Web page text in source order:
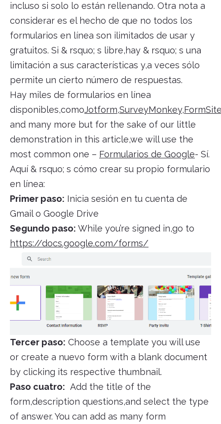
incluso si solo lo están rellenando. Otra nota a
considerar es el hecho de que no todos los
formularios en línea son ilimitados de usar y
gratuitos. Si & rsquo; s libre,hay & rsquo; s una
limitación a sus características y,a veces sólo
permite un cierto número de respuestas.
Hay miles de formularios en línea
disponibles,comoJotform,SurveyMonkey,
and many more but for the sake of our little
demonstration in this article,we will use the
most common one – Formularios de Google- Sí.
Aquí & rsquo; s cómo crear su propio formulario
en línea:
Primer paso: Inicia sesión en tu cuenta de
Gmail o Google Drive
Segundo paso: While you’re signed in,go to
https://docs.google.com/forms/
Tercer paso: Choose a template you will use
or create a nuevo form with a blank document
by clicking its respective thumbnail.
Paso cuatro: Add the title of the
form,description questions,and select the type
of answer. You can add as many form